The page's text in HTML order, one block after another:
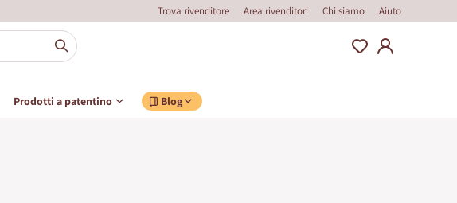
Trova rivenditore Area rivenditori Chi siamo Aiuto
Prodotti a patentino Blog